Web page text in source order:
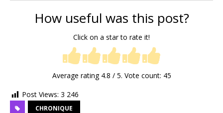
How useful was this post?
Click on a star to rate it!
Average rating 4.8 / 5. Vote count: 45
Post Views: 3 246
CHRONIQUE